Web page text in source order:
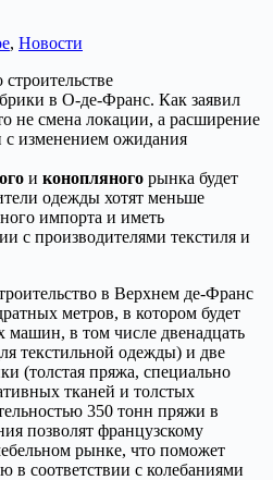
, Новости
строительстве
в О-де-Франс. Как заявил
не смена локации, а расширение
с изменением ожидания
и конопляного рынка будет
одежды хотят меньше
импорта и иметь
с производителями текстиля и
в Верхнем де-Франс
метров, в котором будет
машин, в том числе двенадцать
текстильной одежды) и две
(толстая пряжа, специально
тканей и толстых
350 тонн пряжи в
позволят французскому
рынке, что поможет
в соответствии с колебаниями